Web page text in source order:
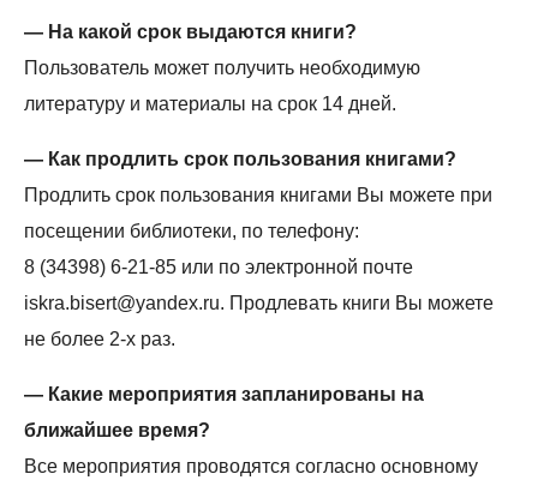
— На какой срок выдаются книги?
Пользователь может получить необходимую
литературу и материалы на срок 14 дней.
— Как продлить срок пользования книгами?
Продлить срок пользования книгами Вы можете при
посещении библиотеки, по телефону:
8 (34398) 6-21-85 или по электронной почте
iskra.bisert@yandex.ru. Продлевать книги Вы можете
не более 2-х раз.
— Какие мероприятия запланированы на
ближайшее время?
Все мероприятия проводятся согласно основному